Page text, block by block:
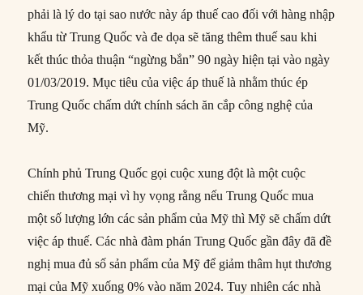
phải là lý do tại sao nước này áp thuế cao đối với hàng nhập
khẩu từ Trung Quốc và đe dọa sẽ tăng thêm thuế sau khi
kết thúc thỏa thuận “ngừng bắn” 90 ngày hiện tại vào ngày
01/03/2019. Mục tiêu của việc áp thuế là nhằm thúc ép
Trung Quốc chấm dứt chính sách ăn cắp công nghệ của
Mỹ.
Chính phủ Trung Quốc gọi cuộc xung đột là một cuộc
chiến thương mại vì hy vọng rằng nếu Trung Quốc mua
một số lượng lớn các sản phẩm của Mỹ thì Mỹ sẽ chấm dứt
việc áp thuế. Các nhà đàm phán Trung Quốc gần đây đã đề
nghị mua đủ số sản phẩm của Mỹ để giảm thâm hụt thương
mại của Mỹ xuống 0% vào năm 2024. Tuy nhiên các nhà